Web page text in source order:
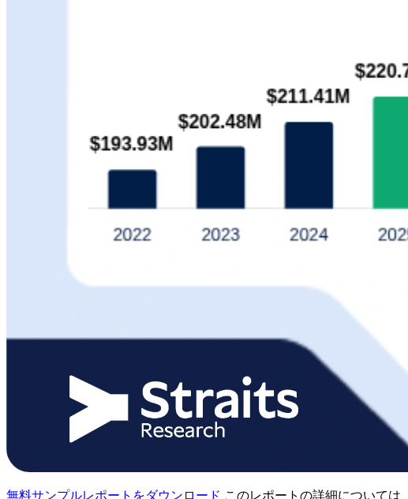
無料サンプルレポートをダウンロード このレポートの詳細については、